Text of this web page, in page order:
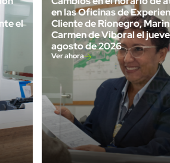
el
en las Oficinas de
Cliente de Rionegro,
Carmen de Viboral el
agosto de 2026
Ver ahora